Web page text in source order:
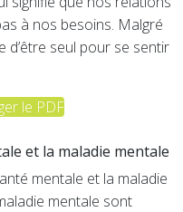
à nos besoins. Malgré
d’être seul pour se sentir
le PDF
et la maladie mentale
mentale et la maladie
mentale sont